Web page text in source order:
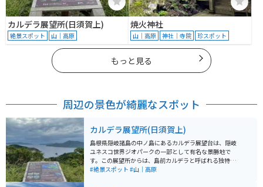
カルデラ展望所(日須賀上)
絶景スポット 山｜高原
焼火神社
山｜高原 神社｜寺院 珍スポット
もっと見る
周辺の景色が綺麗なスポット
カルデラ展望所(日須賀上)
島根県隠岐諸島の中ノ島にあるカルデラ展望台は、隠岐
ユネスコ世界ジオパークの一部として有名な景勝地で
す。この展望所からは、島前カルデラと呼ばれる独特な
地形を一望でき、島々を囲む内海や外輪山の美しい風景
#絶景スポット #山｜高原